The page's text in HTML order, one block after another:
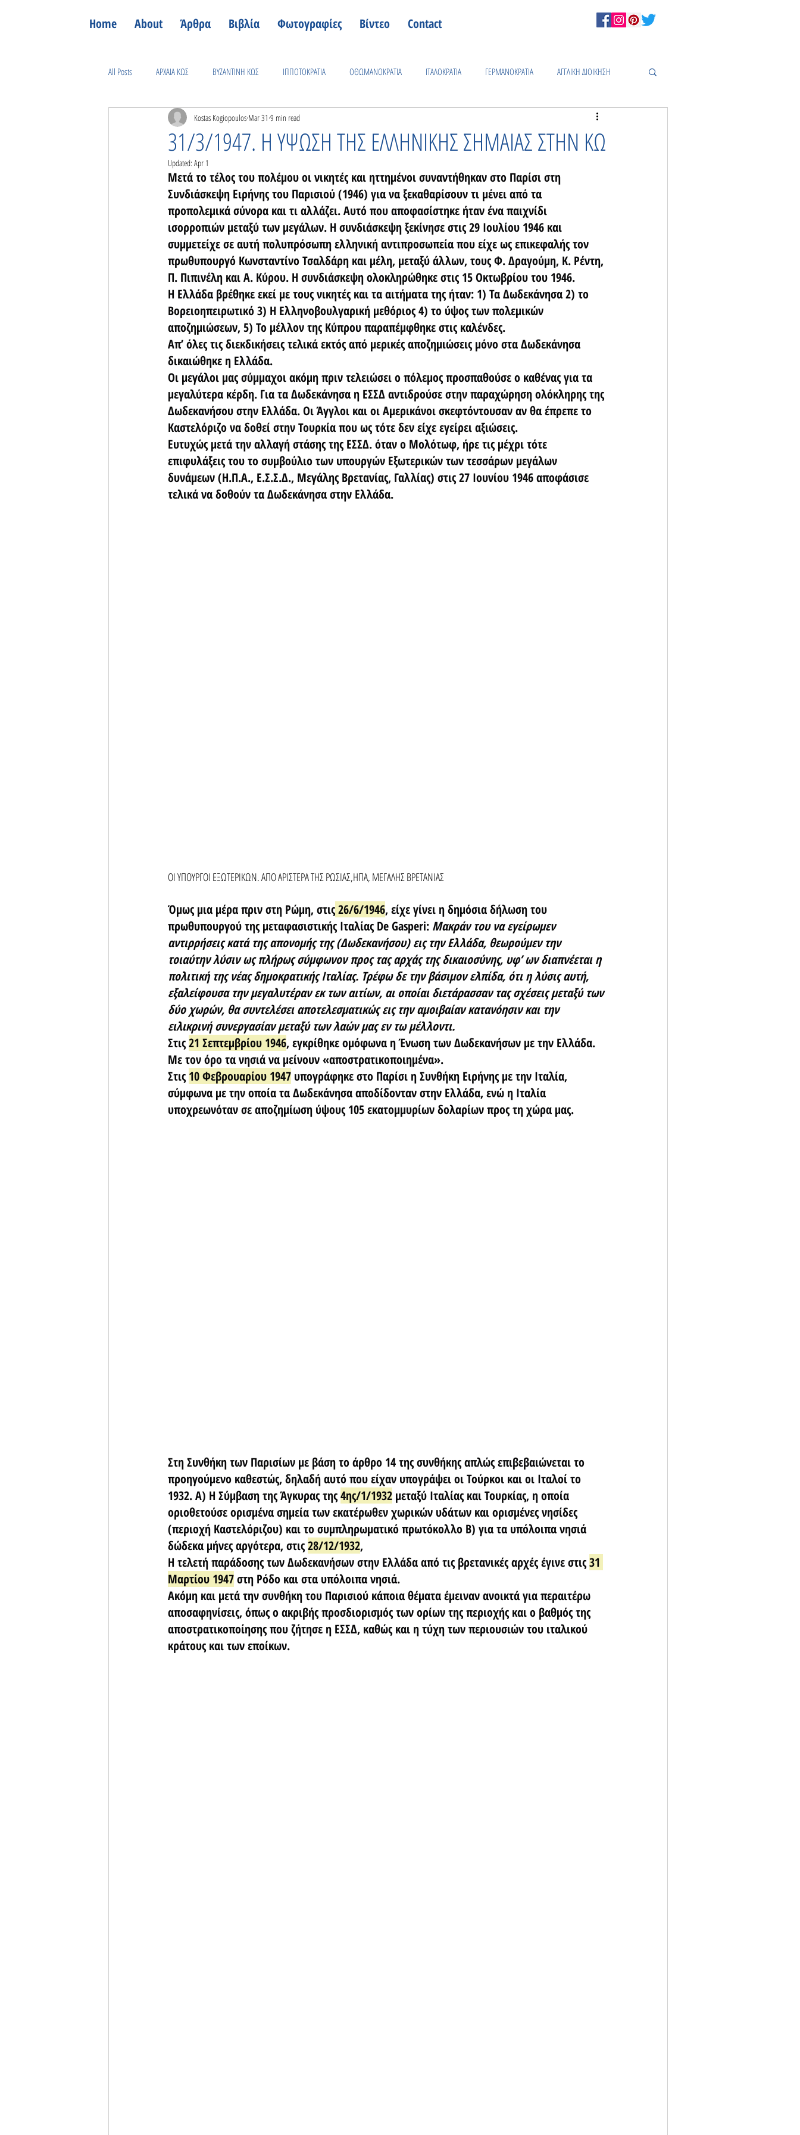
Home About Άρθρα Βιβλία Φωτογραφίες Βίντεο Contact
All Posts ΑΡΧΑΙΑ ΚΩΣ ΒΥΖΑΝΤΙΝΗ ΚΩΣ ΙΠΠΟΤΟΚΡΑΤΙΑ ΟΘΩΜΑΝΟΚΡΑΤΙΑ ΙΤΑΛΟΚΡΑΤΙΑ ΓΕΡΜΑΝΟΚΡΑΤΙΑ ΑΓΓΛΙΚΗ ΔΙΟΙΚΗΣΗ
ΕΛΕΥΘΕΡΗ ΚΩΣ ΙΣΤΟΡΙΑ ΤΗΣ ΥΓΕΙΑΣ ΚΩΑΚΗ ΦΥΣΗ
ΔΕΥΤΕΡΟΣ ΠΑΓΚΟΣΜΙΟΣ ΠΟΛΕΜΟΣ
31/3/1947. Η ΥΨΩΣΗ ΤΗΣ ΕΛΛΗΝΙΚΗΣ ΣΗΜΑΙΑΣ ΣΤΗΝ ΚΩ
Kostas Kogiopoulos Mar 31 9 min read
Updated: Apr 1
Μετά το τέλος του πολέμου οι νικητές και ηττημένοι συναντήθηκαν στο Παρίσι στη
Συνδιάσκεψη Ειρήνης του Παρισιού (1946) για να ξεκαθαρίσουν τι μένει από τα
προπολεμικά σύνορα και τι αλλάζει. Αυτό που αποφασίστηκε ήταν ένα παιχνίδι
ισορροπιών μεταξύ των μεγάλων. Η συνδιάσκεψη ξεκίνησε στις 29 Ιουλίου 1946 και
συμμετείχε σε αυτή πολυπρόσωπη ελληνική αντιπροσωπεία που είχε ως επικεφαλής τον
πρωθυπουργό Κωνσταντίνο Τσαλδάρη και μέλη, μεταξύ άλλων, τους Φ. Δραγούμη, Κ. Ρέντη,
Π. Πιπινέλη και Α. Κύρου. Η συνδιάσκεψη ολοκληρώθηκε στις 15 Οκτωβρίου του 1946.
Η Ελλάδα βρέθηκε εκεί με τους νικητές και τα αιτήματα της ήταν: 1) Τα Δωδεκάνησα 2) το
Βορειοηπειρωτικό 3) Η Ελληνοβουλγαρική μεθόριος 4) το ύψος των πολεμικών
αποζημιώσεων, 5) Το μέλλον της Κύπρου παραπέμφθηκε στις καλένδες.
Απ’ όλες τις διεκδικήσεις τελικά εκτός από μερικές αποζημιώσεις μόνο στα Δωδεκάνησα
δικαιώθηκε η Ελλάδα.
Οι μεγάλοι μας σύμμαχοι ακόμη πριν τελειώσει ο πόλεμος προσπαθούσε ο καθένας για τα
μεγαλύτερα κέρδη. Για τα Δωδεκάνησα η ΕΣΣΔ αντιδρούσε στην παραχώρηση ολόκληρης της
Δωδεκανήσου στην Ελλάδα. Οι Άγγλοι και οι Αμερικάνοι σκεφτόντουσαν αν θα έπρεπε το
Καστελόριζο να δοθεί στην Τουρκία που ως τότε δεν είχε εγείρει αξιώσεις.
Ευτυχώς μετά την αλλαγή στάσης της ΕΣΣΔ. όταν ο Μολότωφ, ήρε τις μέχρι τότε
επιφυλάξεις του το συμβούλιο των υπουργών Εξωτερικών των τεσσάρων μεγάλων
δυνάμεων (Η.Π.Α., Ε.Σ.Σ.Δ., Μεγάλης Βρετανίας, Γαλλίας) στις 27 Ιουνίου 1946 αποφάσισε
τελικά να δοθούν τα Δωδεκάνησα στην Ελλάδα.
ΟΙ ΥΠΟΥΡΓΟΙ ΕΞΩΤΕΡΙΚΩΝ. ΑΠΟ ΑΡΙΣΤΕΡΑ ΤΗΣ ΡΩΣΙΑΣ,ΗΠΑ, ΜΕΓΑΛΗΣ ΒΡΕΤΑΝΙΑΣ
Όμως μια μέρα πριν στη Ρώμη, στις 26/6/1946, είχε γίνει η δημόσια δήλωση του
πρωθυπουργού της μεταφασιστικής Ιταλίας De Gasperi: Μακράν του να εγείρωμεν
αντιρρήσεις κατά της απονομής της (Δωδεκανήσου) εις την Ελλάδα, θεωρούμεν την
τοιαύτην λύσιν ως πλήρως σύμφωνον προς τας αρχάς της δικαιοσύνης, υφ’ ων διαπνέεται η
πολιτική της νέας δημοκρατικής Ιταλίας. Τρέφω δε την βάσιμον ελπίδα, ότι η λύσις αυτή,
εξαλείφουσα την μεγαλυτέραν εκ των αιτίων, αι οποίαι διετάρασσαν τας σχέσεις μεταξύ των
δύο χωρών, θα συντελέσει αποτελεσματικώς εις την αμοιβαίαν κατανόησιν και την
ειλικρινή συνεργασίαν μεταξύ των λαών μας εν τω μέλλοντι.
Στις 21 Σεπτεμβρίου 1946, εγκρίθηκε ομόφωνα η Ένωση των Δωδεκανήσων με την Ελλάδα.
Με τον όρο τα νησιά να μείνουν «αποστρατικοποιημένα».
Στις 10 Φεβρουαρίου 1947 υπογράφηκε στο Παρίσι η Συνθήκη Ειρήνης με την Ιταλία,
σύμφωνα με την οποία τα Δωδεκάνησα αποδίδονταν στην Ελλάδα, ενώ η Ιταλία
υποχρεωνόταν σε αποζημίωση ύψους 105 εκατομμυρίων δολαρίων προς τη χώρα μας.
Στη Συνθήκη των Παρισίων με βάση το άρθρο 14 της συνθήκης απλώς επιβεβαιώνεται το
προηγούμενο καθεστώς, δηλαδή αυτό που είχαν υπογράψει οι Τούρκοι και οι Ιταλοί το
1932. Α) Η Σύμβαση της Άγκυρας της 4ης/1/1932 μεταξύ Ιταλίας και Τουρκίας, η οποία
οριοθετούσε ορισμένα σημεία των εκατέρωθεν χωρικών υδάτων και ορισμένες νησίδες
(περιοχή Καστελόριζου) και το συμπληρωματικό πρωτόκολλο Β) για τα υπόλοιπα νησιά
δώδεκα μήνες αργότερα, στις 28/12/1932,
Η τελετή παράδοσης των Δωδεκανήσων στην Ελλάδα από τις βρετανικές αρχές έγινε στις 31
Μαρτίου 1947 στη Ρόδο και στα υπόλοιπα νησιά.
Ακόμη και μετά την συνθήκη του Παρισιού κάποια θέματα έμειναν ανοικτά για περαιτέρω
αποσαφηνίσεις, όπως ο ακριβής προσδιορισμός των ορίων της περιοχής και ο βαθμός της
αποστρατικοποίησης που ζήτησε η ΕΣΣΔ, καθώς και η τύχη των περιουσιών του ιταλικού
κράτους και των εποίκων.